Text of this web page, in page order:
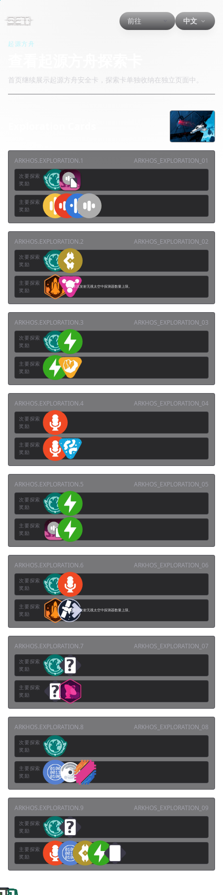
前往 中文
起源方舟
首页继续展示起源方舟安全卡，探索卡单独收纳在独立页面中。
ARKHOS.EXPLORATION.1 ARKHOS_EXPLORATION_01
次要探索
奖励
主要探索
奖励
ARKHOS.EXPLORATION.2 ARKHOS_EXPLORATION_02
次要探索
奖励
主要探索
奖励
本次发射无视太空中探测器数量上限。
ARKHOS.EXPLORATION.3 ARKHOS_EXPLORATION_03
次要探索
奖励
主要探索
奖励
ARKHOS.EXPLORATION.4 ARKHOS_EXPLORATION_04
次要探索
奖励
主要探索
奖励
ARKHOS.EXPLORATION.5 ARKHOS_EXPLORATION_05
次要探索
奖励
主要探索
奖励
ARKHOS.EXPLORATION.6 ARKHOS_EXPLORATION_06
次要探索
奖励
主要探索
奖励
本次发射无视太空中探测器数量上限。
ARKHOS.EXPLORATION.7 ARKHOS_EXPLORATION_07
次要探索
奖励
主要探索
奖励
ARKHOS.EXPLORATION.8 ARKHOS_EXPLORATION_08
次要探索
奖励
主要探索
奖励
ARKHOS.EXPLORATION.9 ARKHOS_EXPLORATION_09
次要探索
奖励
主要探索
奖励